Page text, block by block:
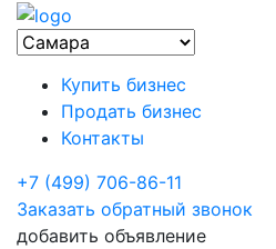
Купить бизнес
Продать бизнес
Контакты
+7 (499) 706-86-11
Заказать обратный звонок
добавить объявление